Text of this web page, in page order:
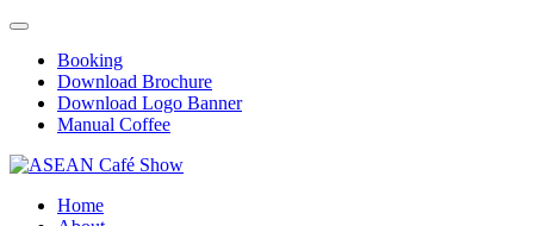
Booking
Download Brochure
Download Logo Banner
Manual Coffee
Home